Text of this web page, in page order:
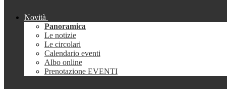
Novità
Panoramica
Le notizie
Le circolari
Calendario eventi
Albo online
Prenotazione EVENTI